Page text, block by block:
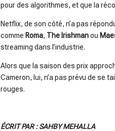
pour des algorithmes, et que la
Netflix, de son côté, n’a pas
comme Roma, The Irishmanou
streaming dans l’industrie.
Alors que la saison des prix
Cameron, lui, n’a pas prévu de se
rouges.
ÉCRIT PAR : SAHBY MEHALLA